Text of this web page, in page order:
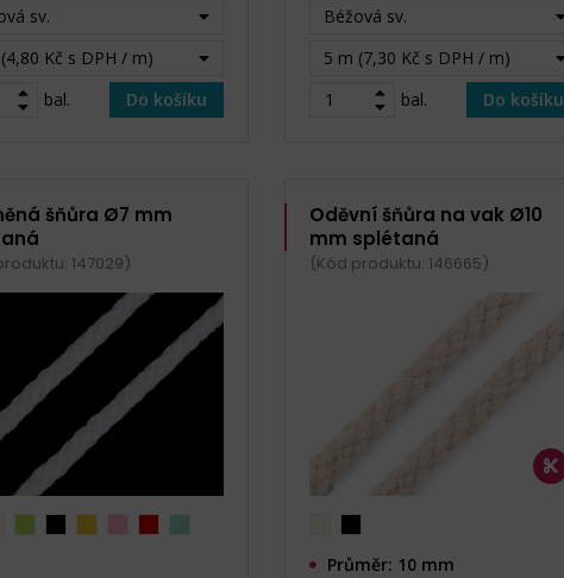
sv.
Kč s DPH / m)
bal.
Do košíku
Béžová sv.
5 m (7,30 Kč s DPH / m)
bal.
Do košíku
šňůra Ø7 mm
147029)
Oděvní šňůra na vak Ø10
mm splétaná
(Kód produktu: 146665)
Průměr: 10 mm